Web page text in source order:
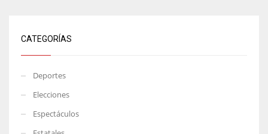
CATEGORÍAS
Deportes
Elecciones
Espectáculos